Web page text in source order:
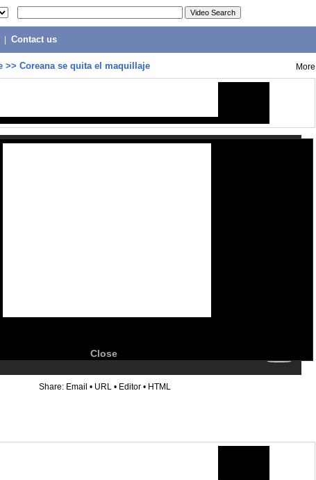
Contact us
>> Coreana se quita el maquillaje More
Close
Share: Email • URL • Editor • HTML